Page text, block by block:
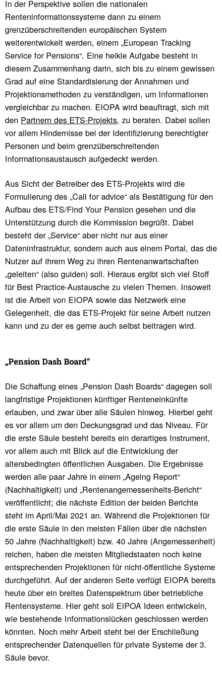
In der Perspektive sollen die nationalen
Renteninformationssysteme dann zu einem
grenzüberschreitenden europäischen System
weiterentwickelt werden, einem „European Tracking
Service for Pensions“. Eine heikle Aufgabe besteht in
diesem Zusammenhang darin, sich bis zu einem gewissen
Grad auf eine Standardisierung der Annahmen und
Projektionsmethoden zu verständigen, um Informationen
vergleichbar zu machen. EIOPA wird beauftragt, sich mit
den Partnern des ETS-Projekts, zu beraten. Dabei sollen
vor allem Hindernisse bei der Identifizierung berechtigter
Personen und beim grenzüberschreitenden
Informationsaustausch aufgedeckt werden.
Aus Sicht der Betreiber des ETS-Projekts wird die
Formulierung des „Call for advice“ als Bestätigung für den
Aufbau des ETS/Find Your Pension gesehen und die
Unterstützung durch die Kommission begrüßt. Dabei
besteht der „Service“ aber nicht nur aus einer
Dateninfrastruktur, sondern auch aus einem Portal, das die
Nutzer auf ihrem Weg zu ihren Rentenanwartschaften
„geleiten“ (also guiden) soll. Hieraus ergibt sich viel Stoff
für Best Practice-Austausche zu vielen Themen. Insoweit
ist die Arbeit von EIOPA sowie das Netzwerk eine
Gelegenheit, die das ETS-Projekt für seine Arbeit nutzen
kann und zu der es gerne auch selbst beitragen wird.
„Pension Dash Board“
Die Schaffung eines „Pension Dash Boards“ dagegen soll
langfristige Projektionen künftiger Renteneinkünfte
erlauben, und zwar über alle Säulen hinweg. Hierbei geht
es vor allem um den Deckungsgrad und das Niveau. Für
die erste Säule besteht bereits ein derartiges Instrument,
vor allem auch mit Blick auf die Entwicklung der
altersbedingten öffentlichen Ausgaben. Die Ergebnisse
werden alle paar Jahre in einem „Ageing Report“
(Nachhaltigkeit) und „Rentenangemessenheits-Bericht“
veröffentlicht; die nächste Edition der beiden Berichte
steht im April/Mai 2021 an. Während die Projektionen für
die erste Säule in den meisten Fällen über die nächsten
50 Jahre (Nachhaltigkeit) bzw. 40 Jahre (Angemessenheit)
reichen, haben die meisten Mitgliedstaaten noch keine
entsprechenden Projektionen für nicht-öffentliche Systeme
durchgeführt. Auf der anderen Seite verfügt EIOPA bereits
heute über ein breites Datenspektrum über betriebliche
Rentensysteme. Hier geht soll EIPOA Ideen entwickeln,
wie bestehende Informationslücken geschlossen werden
könnten. Noch mehr Arbeit steht bei der Erschließung
entsprechender Datenquellen für private Systeme der 3.
Säule bevor.